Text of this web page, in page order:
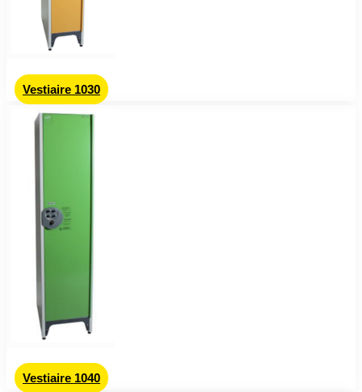
Vestiaire 1030
Vestiaire 1040